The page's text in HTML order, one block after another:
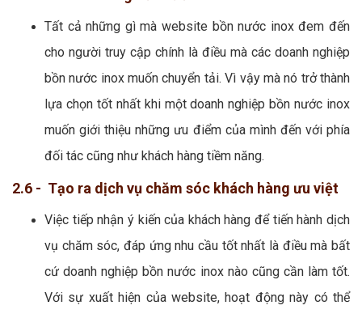
Tất cả những gì mà website bồn nước inox đem đến
cho người truy cập chính là điều mà các doanh nghiệp
bồn nước inox muốn chuyển tải. Vì vậy mà nó trở thành
lựa chọn tốt nhất khi một doanh nghiệp bồn nước inox
muốn giới thiệu những ưu điểm của mình đến với phía
đối tác cũng như khách hàng tiềm năng.
2.6 - Tạo ra dịch vụ chăm sóc khách hàng ưu việt
Việc tiếp nhận ý kiến của khách hàng để tiến hành dịch
vụ chăm sóc, đáp ứng nhu cầu tốt nhất là điều mà bất
cứ doanh nghiệp bồn nước inox nào cũng cần làm tốt.
Với sự xuất hiện của website, hoạt động này có thể